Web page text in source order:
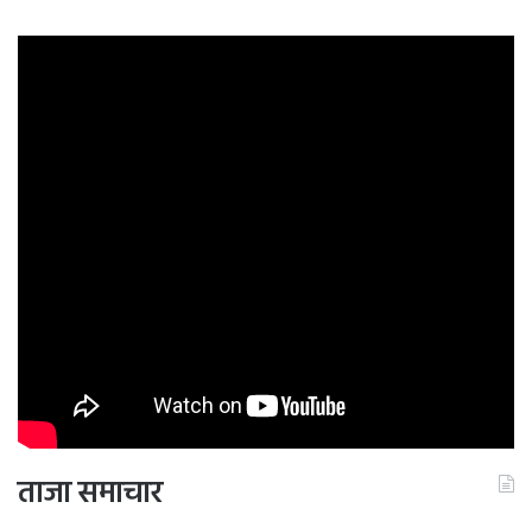
सुबह से ही गंगोत्री धाम में बादल छाए हुए थे। दोपहर बाद धाम में
ताजा समाचार